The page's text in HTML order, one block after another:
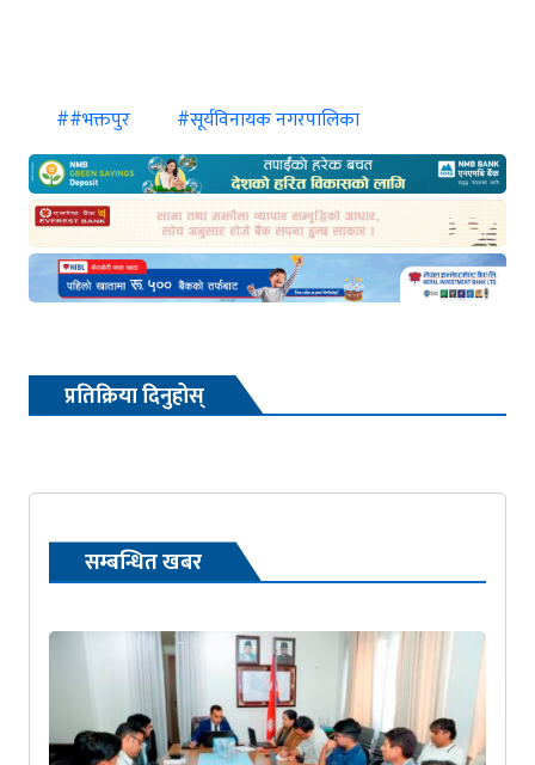
##भक्तपुर #सूर्यविनायक नगरपालिका
प्रतिक्रिया दिनुहोस्
सम्बन्धित खबर